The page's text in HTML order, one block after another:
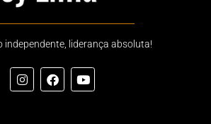
independente, liderança absoluta!